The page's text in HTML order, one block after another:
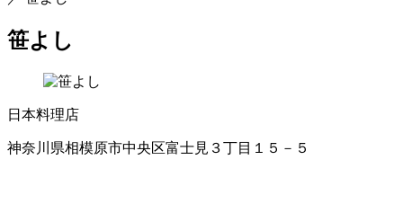
笹よし
日本料理店
神奈川県相模原市中央区富士見３丁目１５－５